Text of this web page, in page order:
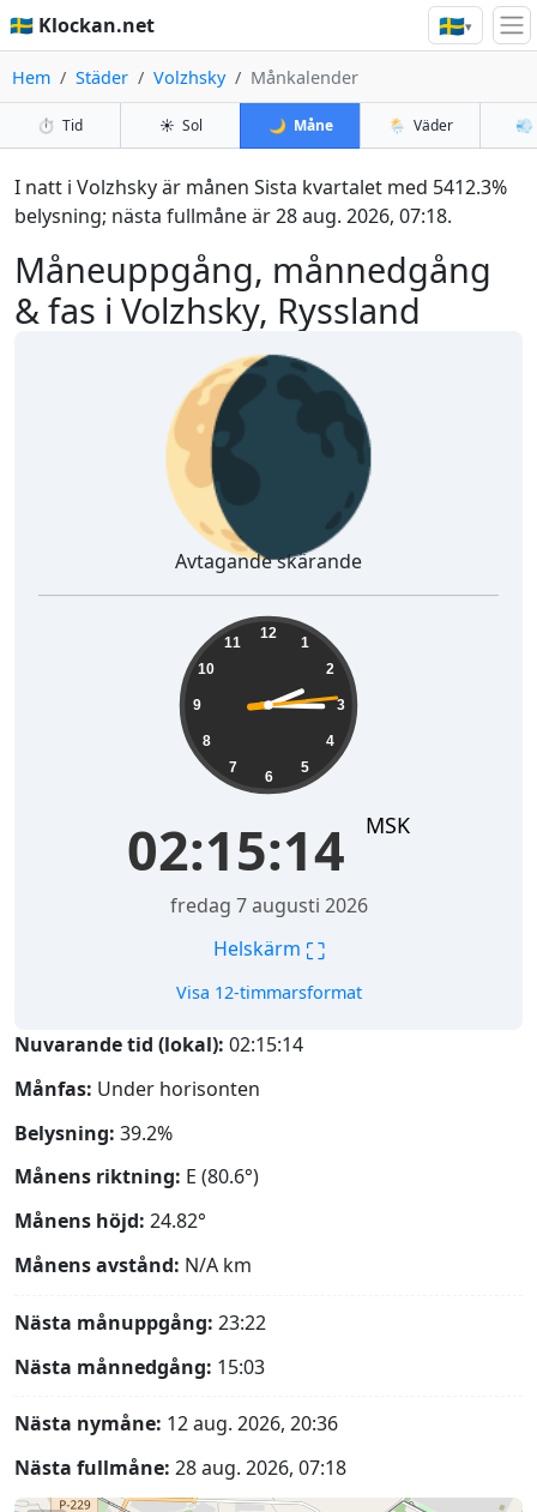
🇸🇪 Klockan.net 🇸🇪▾
Hem Städer Volzhsky Månkalender
⏱️ Tid ☀️ Sol 🌙 Måne 🌦️ Väder 💨
Måneuppgång, månnedgång
& fas i Volzhsky, Ryssland
I natt i Volzhsky är månen Sista kvartalet med 5412.3%
belysning; nästa fullmåne är 28 aug. 2026, 07:18.
🌘
Avtagande skärande
12
1
2
3
4
5
6
7
8
9
10
11
02:15:15 MSK
fredag 7 augusti 2026
Helskärm ⛶
Visa 12-timmarsformat
Nuvarande tid (lokal): 02:15:15
Månfas: Under horisonten
Belysning: 39.2%
Månens riktning: E (80.6°)
Månens höjd: 24.82°
Månens avstånd: N/A km
Nästa månuppgång: 23:22
Nästa månnedgång: 15:03
Nästa nymåne: 12 aug. 2026, 20:36
Nästa fullmåne: 28 aug. 2026, 07:18